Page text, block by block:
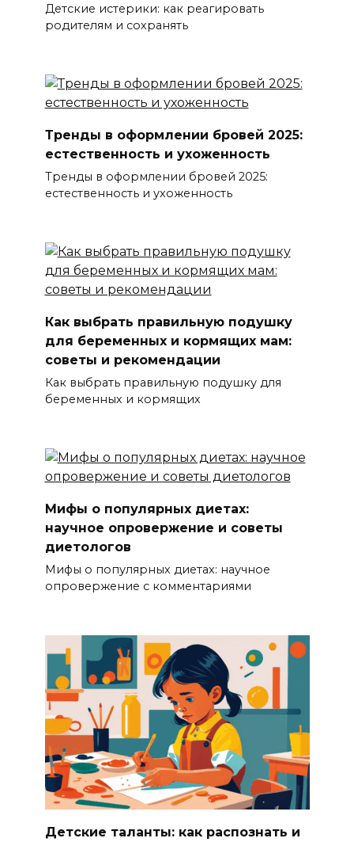
Детские истерики: как реагировать
родителям и сохранять
Тренды в оформлении бровей 2025:
естественность и ухоженность
Тренды в оформлении бровей 2025:
естественность и ухоженность
Как выбрать правильную подушку
для беременных и кормящих мам:
советы и рекомендации
Как выбрать правильную подушку для
беременных и кормящих
Мифы о популярных диетах:
научное опровержение и советы
диетологов
Мифы о популярных диетах: научное
опровержение с комментариями
Детские таланты: как распознать и